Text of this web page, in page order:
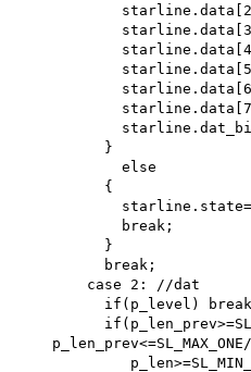
}
else
{
break;
}
break;
case 2: //dat
if(p_level)